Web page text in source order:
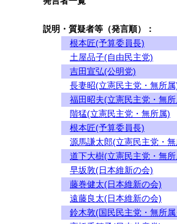
説明・質疑者等（発言順）：
根本匠(予算委員長)
土屋品子(自由民主党)
吉田宣弘(公明党)
長妻昭(立憲民主党・無所属
福田昭夫(立憲民主党・無
階猛(立憲民主党・無所属)
根本匠(予算委員長)
源馬謙太郎(立憲民主党・
道下大樹(立憲民主党・無
早坂敦(日本維新の会)
藤巻健太(日本維新の会)
遠藤良太(日本維新の会)
鈴木敦(国民民主党・無所